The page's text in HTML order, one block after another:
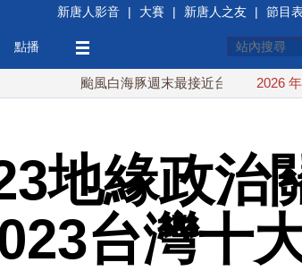
新唐人影音 | 大賽 | 新唐人之友 | 節目表
點播
颱風白海豚週末最接近台灣 最快9日可能登陸
2026
地緣政治
台灣十